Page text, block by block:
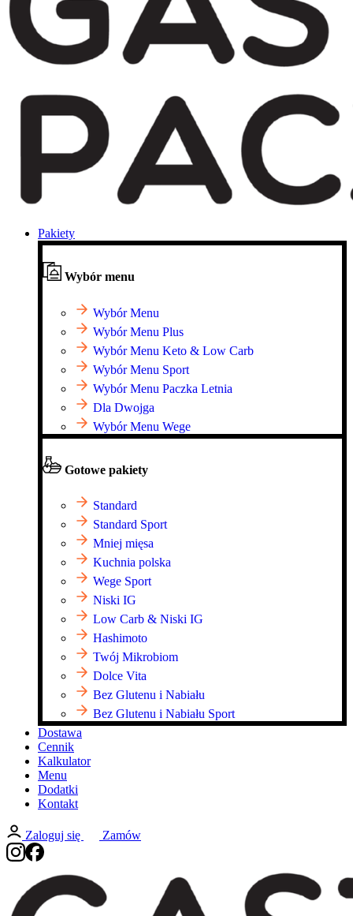
Pakiety
Wybór menu
Wybór Menu
Wybór Menu Plus
Wybór Menu Keto & Low Carb
Wybór Menu Sport
Wybór Menu Paczka Letnia
Dla Dwojga
Wybór Menu Wege
Gotowe pakiety
Standard
Standard Sport
Mniej mięsa
Kuchnia polska
Wege Sport
Niski IG
Low Carb & Niski IG
Hashimoto
Twój Mikrobiom
Dolce Vita
Bez Glutenu i Nabiału
Bez Glutenu i Nabiału Sport
Dostawa
Cennik
Kalkulator
Menu
Dodatki
Kontakt
Zaloguj się Zamów